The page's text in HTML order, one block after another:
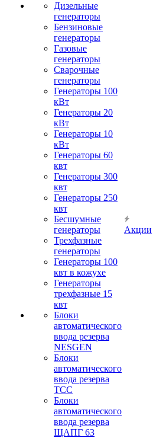
Дизельные
генераторы
Бензиновые
генераторы
Газовые
генераторы
Сварочные
генераторы
Генераторы 100
кВт
Генераторы 20
кВт
Генераторы 10
кВт
Генераторы 60
квт
Генераторы 300
квт
Генераторы 250
квт
Бесшумные
генераторы
Трехфазные
генераторы
Генераторы 100
квт в кожухе
Генераторы
трехфазные 15
квт
Блоки
автоматического
ввода резерва
NESGEN
Блоки
автоматического
ввода резерва
ТСС
Блоки
автоматического
ввода резерва
ЩАПГ 63
Акции